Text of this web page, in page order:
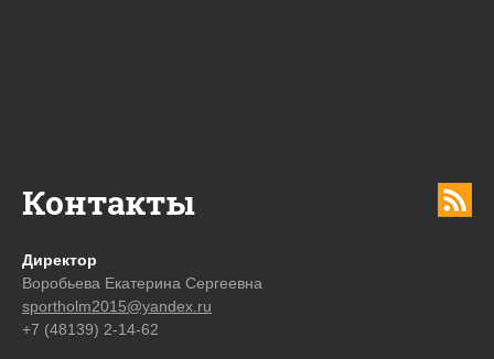
Контакты
Директор
Воробьева Екатерина Сергеевна
sportholm2015@yandex.ru
+7 (48139) 2-14-62